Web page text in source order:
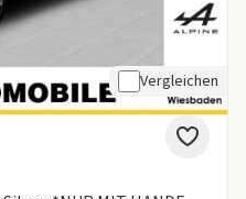
Vergleichen